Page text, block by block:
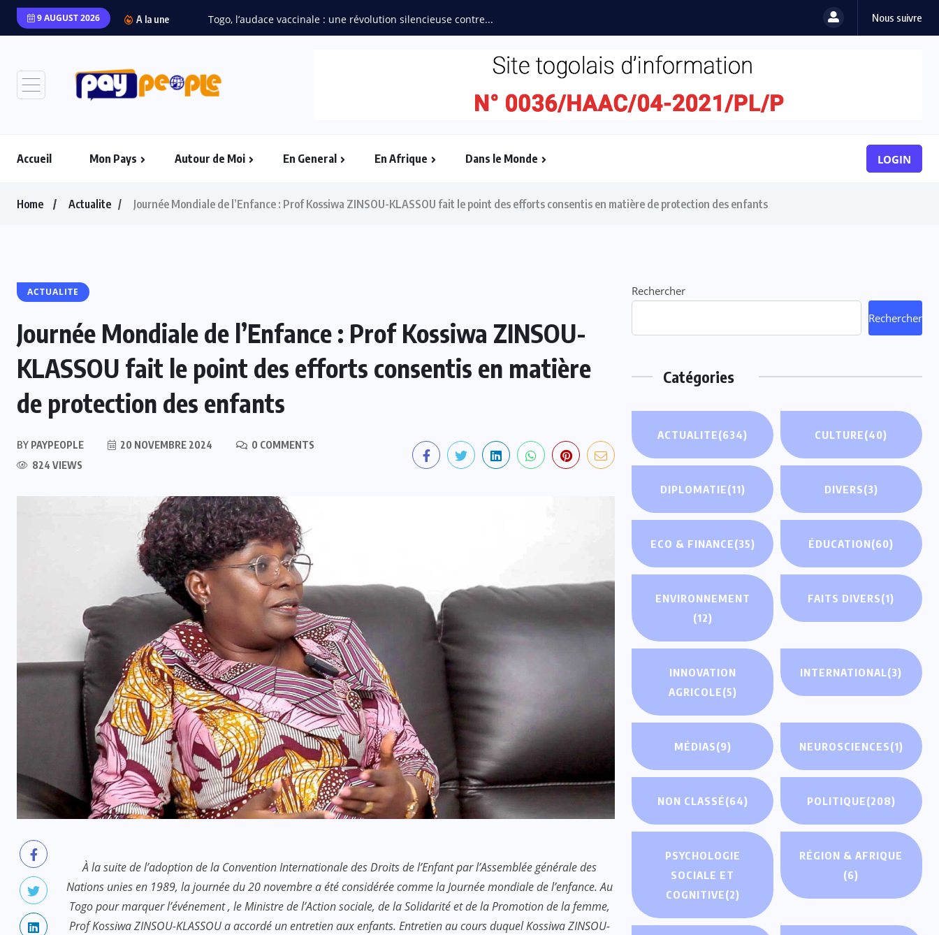
9 AUGUST 2026 A la une “L’Afrique Couture” en ébullition : l’Adjafi Fashion Day... Nous suivre
Accueil Mon Pays Autour de Moi En General En Afrique Dans le Monde LOGIN
Home Actualite Journée Mondiale de l’Enfance : Prof Kossiwa ZINSOU-KLASSOU fait le point des efforts consentis en matière de protection des enfants
ACTUALITE
Journée Mondiale de l’Enfance : Prof Kossiwa ZINSOU-
KLASSOU fait le point des efforts consentis en matière
de protection des enfants
BY PAYPEOPLE 20 NOVEMBRE 2024
0 COMMENTS
824 VIEWS
À la suite de l’adoption de la Convention Internationale des Droits de l’Enfant par l’Assemblée générale des
Nations unies en 1989, la journée du 20 novembre a été considérée comme la Journée mondiale de l’enfance. Au
Togo pour marquer l’événement , le Ministre de l’Action sociale, de la Solidarité et de la Promotion de la femme,
Prof Kossiwa ZINSOU-KLASSOU a accordé un entretien aux enfants. Entretien au cours duquel Kossiwa ZINSOU-
Rechercher
Rechercher
Catégories
ACTUALITE(634) CULTURE(40)
DIPLOMATIE(11) DIVERS(3)
ECO & FINANCE(35) ÉDUCATION(60)
ENVIRONNEMENT
(12)
FAITS DIVERS(1)
INNOVATION
AGRICOLE(5)
INTERNATIONAL(3)
MÉDIAS(9) NEUROSCIENCES(1)
NON CLASSÉ(64) POLITIQUE(208)
PSYCHOLOGIE
SOCIALE ET
COGNITIVE(2)
RÉGION & AFRIQUE
(6)